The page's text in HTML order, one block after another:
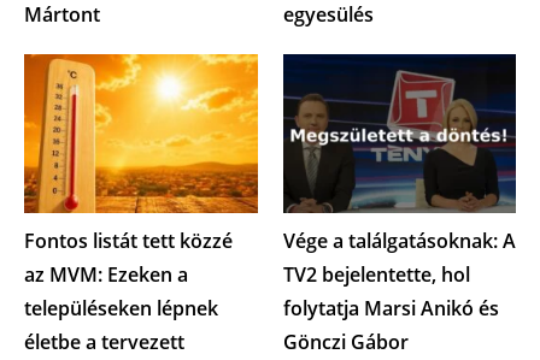
Mártont
egyesülés
Fontos listát tett közzé
az MVM: Ezeken a
településeken lépnek
életbe a tervezett
Vége a találgatásoknak: A
TV2 bejelentette, hol
folytatja Marsi Anikó és
Gönczi Gábor